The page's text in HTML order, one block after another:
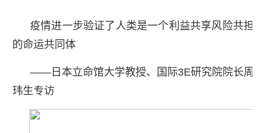
疫情进一步验证了人类是一个利益共享风险共担
的命运共同体
——日本立命馆大学教授、国际3E研究院院长周
玮生专访